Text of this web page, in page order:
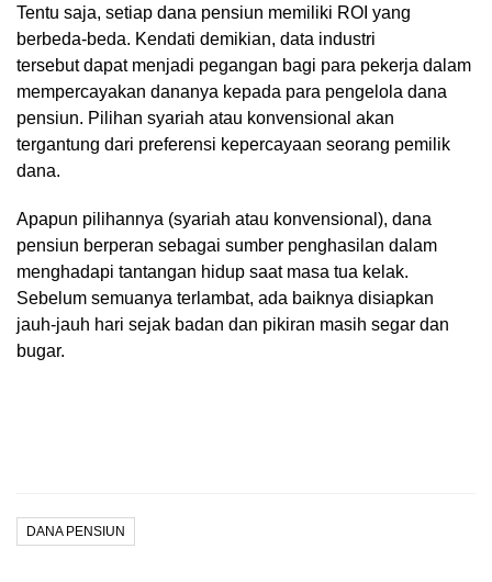
Tentu saja, setiap dana pensiun memiliki ROI yang
berbeda-beda. Kendati demikian, data industri
tersebut dapat menjadi pegangan bagi para pekerja dalam
mempercayakan dananya kepada para pengelola dana
pensiun. Pilihan syariah atau konvensional akan
tergantung dari preferensi kepercayaan seorang pemilik
dana.
Apapun pilihannya (syariah atau konvensional), dana
pensiun berperan sebagai sumber penghasilan dalam
menghadapi tantangan hidup saat masa tua kelak.
Sebelum semuanya terlambat, ada baiknya disiapkan
jauh-jauh hari sejak badan dan pikiran masih segar dan
bugar.
DANA PENSIUN